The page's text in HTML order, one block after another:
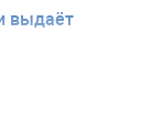
выдаёт